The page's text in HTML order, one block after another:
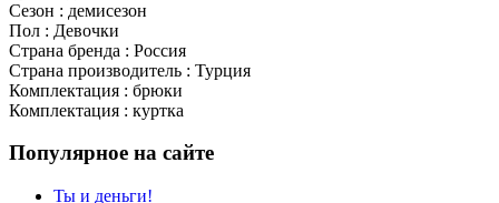
Сезон : демисезон
Пол : Девочки
Страна бренда : Россия
Страна производитель : Турция
Комплектация : брюки
Комплектация : куртка
Популярное на сайте
Ты и деньги!